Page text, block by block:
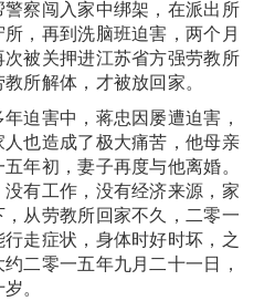
察闯入家中绑架，在派出所
，再到洗脑班迫害，两个月
被关押进江苏省方强劳教所
所解体，才被放回家。
迫害中，蒋忠因屡遭迫害，
也造成了极大痛苦，他母亲
年初，妻子再度与他离婚。
有工作，没有经济来源，家
从劳教所回家不久，二零一
走症状，身体时好时坏，之
二零一五年九月二十一日，
。